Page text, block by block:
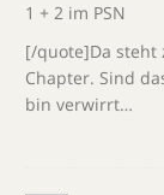
1 + 2 im PSN
[/quote]Da steht
Chapter. Sind
bin verwirrt…